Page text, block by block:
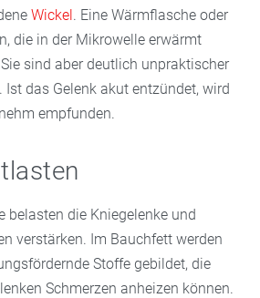
Wickel. Eine Wärmflasche oder
die in der Mikrowelle erwärmt
Sie sind aber deutlich unpraktischer
Ist das Gelenk akut entzündet, wird
empfunden.
belasten die Kniegelenke und
verstärken. Im Bauchfett werden
Stoffe gebildet, die
Schmerzen anheizen können.